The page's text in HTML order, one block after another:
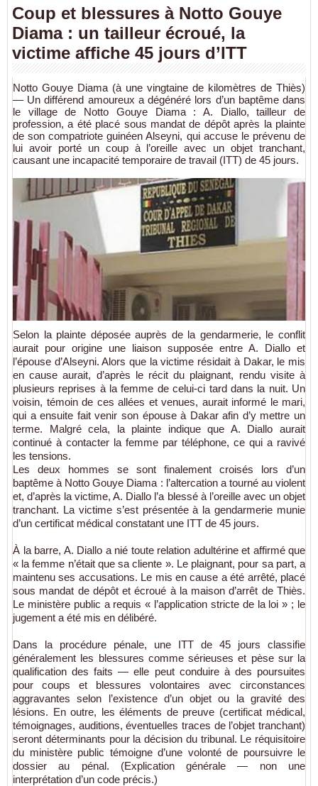
Coup et blessures à Notto Gouye
Diama : un tailleur écroué, la
victime affiche 45 jours d’ITT
Notto Gouye Diama (à une vingtaine de kilomètres de Thiès)
— Un différend amoureux a dégénéré lors d’un baptême dans
le village de Notto Gouye Diama : A. Diallo, tailleur de
profession, a été placé sous mandat de dépôt après la plainte
de son compatriote guinéen Alseyni, qui accuse le prévenu de
lui avoir porté un coup à l’oreille avec un objet tranchant,
causant une incapacité temporaire de travail (ITT) de 45 jours.
Selon la plainte déposée auprès de la gendarmerie, le conflit
aurait pour origine une liaison supposée entre A. Diallo et
l’épouse d’Alseyni. Alors que la victime résidait à Dakar, le mis
en cause aurait, d’après le récit du plaignant, rendu visite à
plusieurs reprises à la femme de celui-ci tard dans la nuit. Un
voisin, témoin de ces allées et venues, aurait informé le mari,
qui a ensuite fait venir son épouse à Dakar afin d’y mettre un
terme. Malgré cela, la plainte indique que A. Diallo aurait
continué à contacter la femme par téléphone, ce qui a ravivé
les tensions.
Les deux hommes se sont finalement croisés lors d’un
baptême à Notto Gouye Diama : l’altercation a tourné au violent
et, d’après la victime, A. Diallo l’a blessé à l’oreille avec un objet
tranchant. La victime s’est présentée à la gendarmerie munie
d’un certificat médical constatant une ITT de 45 jours.
À la barre, A. Diallo a nié toute relation adultérine et affirmé que
« la femme n’était que sa cliente ». Le plaignant, pour sa part, a
maintenu ses accusations. Le mis en cause a été arrêté, placé
sous mandat de dépôt et écroué à la maison d’arrêt de Thiès.
Le ministère public a requis « l’application stricte de la loi » ; le
jugement a été mis en délibéré.
Dans la procédure pénale, une ITT de 45 jours classifie
généralement les blessures comme sérieuses et pèse sur la
qualification des faits — elle peut conduire à des poursuites
pour coups et blessures volontaires avec circonstances
aggravantes selon l’existence d’un objet ou la gravité des
lésions. En outre, les éléments de preuve (certificat médical,
témoignages, auditions, éventuelles traces de l’objet tranchant)
seront déterminants pour la décision du tribunal. Le réquisitoire
du ministère public témoigne d’une volonté de poursuivre le
dossier au pénal. (Explication générale — non une
interprétation d’un code précis.)